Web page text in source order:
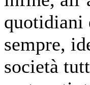
quotidiani
sempre,
società